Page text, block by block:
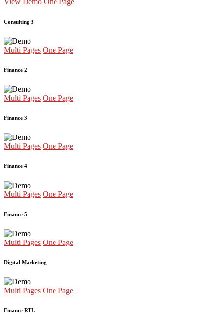
View Demo One Page
Consulting 3
Multi Pages One Page
Finance 2
Multi Pages One Page
Finance 3
Multi Pages One Page
Finance 4
Multi Pages One Page
Finance 5
Multi Pages One Page
Digital Marketing
Multi Pages One Page
Finance RTL